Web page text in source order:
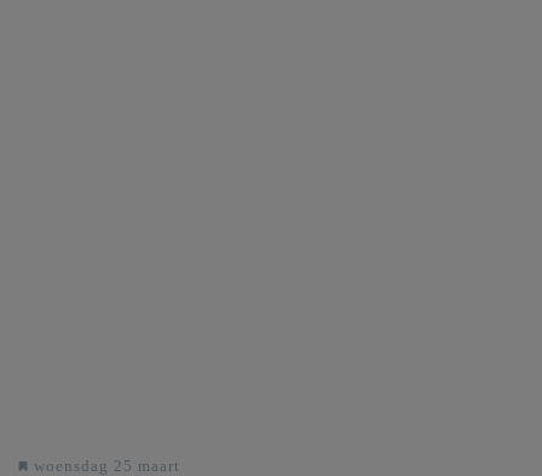
woensdag 25 maart